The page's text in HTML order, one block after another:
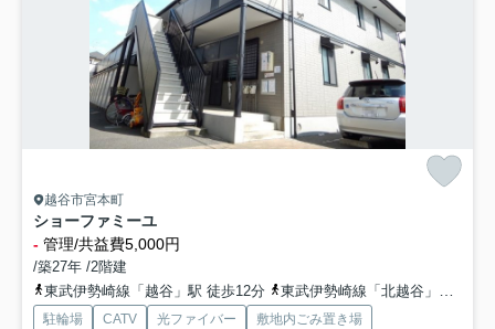
越谷市宮本町
ショーファミーユ
- 管理/共益費5,000円
/築27年 /2階建
東武伊勢崎線「越谷」駅 徒歩12分
東武伊勢崎線「北越谷」駅 徒歩24分
駐輪場 CATV 光ファイバー
敷地内ごみ置き場